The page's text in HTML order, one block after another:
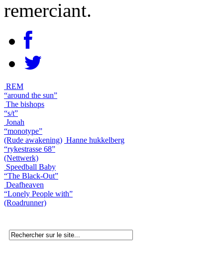
remerciant.
REM
“around the sun”
The bishops
“s/t”
Jonah
“monotype”
(Rude awakening) Hanne hukkelberg
“rykestrasse 68”
(Nettwerk)
Speedball Baby
“The Black-Out”
Deafheaven
“Lonely People with”
(Roadrunner)